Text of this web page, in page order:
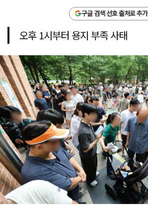
구글 검색 선호 출처로 추가
오후 1시부터 용지 부족 사태